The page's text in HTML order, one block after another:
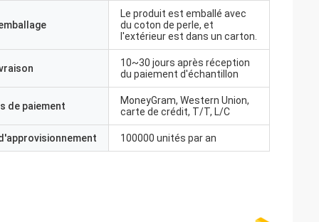
Le produit est emballé avec
du coton de perle, et
l'extérieur est dans un carton.
10~30 jours après réception
du paiement d'échantillon
de paiement
MoneyGram, Western Union,
carte de crédit, T/T, L/C
100000 unités par an